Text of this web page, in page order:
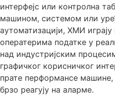
интерфејс или контролна
машином, системом или
аутоматизацији, ХМИ
оператерима податке у
над индустријским
графичког корисничког
прате перформансе
брзо реагују на аларме.